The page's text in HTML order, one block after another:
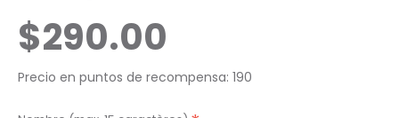
$290.00
Precio en puntos de recompensa: 190